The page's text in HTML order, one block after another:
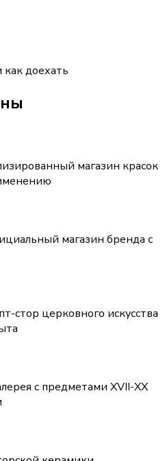
доехать
магазин красок
магазин бренда с
стор церковного искусства
с предметами XVII-XX